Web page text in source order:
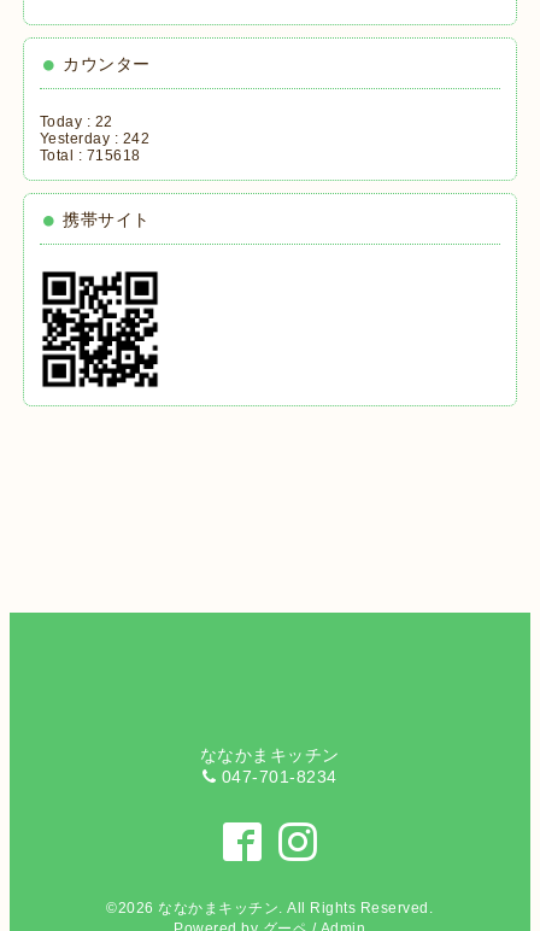
カウンター
Today : 22
Yesterday : 242
Total : 715618
携帯サイト
ななかまキッチン
047-701-8234
©2026 ななかまキッチン. All Rights Reserved.